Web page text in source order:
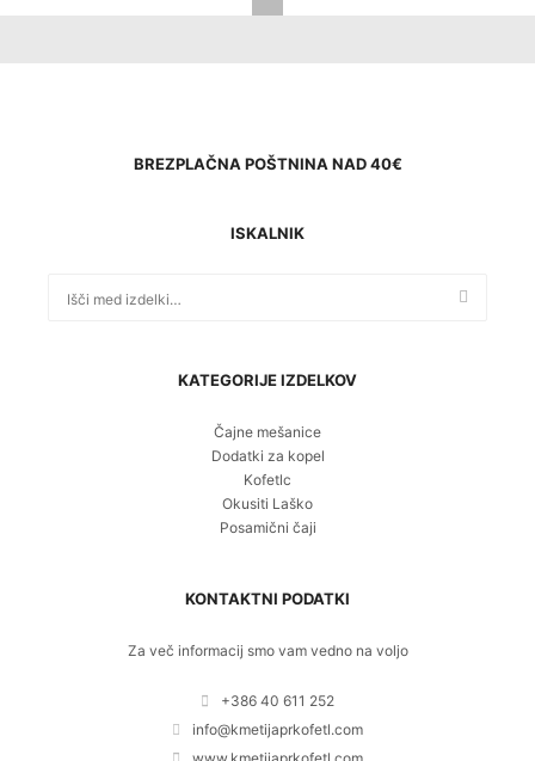
BREZPLAČNA POŠTNINA NAD 40€
ISKALNIK
KATEGORIJE IZDELKOV
Čajne mešanice
Dodatki za kopel
Kofetlc
Okusiti Laško
Posamični čaji
KONTAKTNI PODATKI
Za več informacij smo vam vedno na voljo
+386 40 611 252
info@kmetijaprkofetl.com